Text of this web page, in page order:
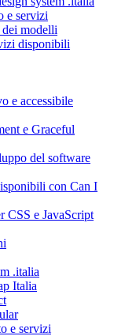
e servizi
modelli
disponibili
e accessibile
e Graceful
del software
con Can I
CSS e JavaScript
.italia
Italia
e servizi